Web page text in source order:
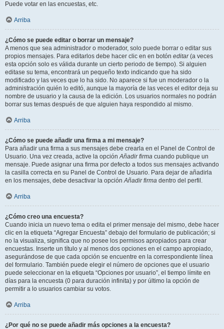
Puede votar en las encuestas, etc.
Arriba
¿Cómo se puede editar o borrar un mensaje?
A menos que sea administrador o moderador, solo puede borrar o editar sus
propios mensajes. Para editarlos debe hacer clic en en botón editar(a veces
esta opción solo es válida durante un cierto periodo de tiempo). Si alguien
editase su tema, encontrará un pequeño texto indicando que ha sido
modificado y las veces que lo ha sido. No aparece si fue un moderador o la
administración quién lo editó, aunque la mayoría de las veces el editor deja su
nombre de usuario y la causa de la edición. Los usuarios normales no podrán
borrar sus temas después de que alguien haya respondido al mismo.
Arriba
¿Cómo se puede añadir una firma a mi mensaje?
Para añadir una firma a sus mensajes debe crearla en el Panel de Control de
Usuario. Una vez creada, active la opciónAñadir firma cuando publique un
mensaje. Puede asignar una firma por defecto a todos sus mensajes activando
la casilla correcta en su Panel de Control de Usuario. Para dejar de añadirla
en los mensajes, debe desactivar la opciónAñadir firma dentro del perfil.
Arriba
¿Cómo creo una encuesta?
Cuando inicia un nuevo tema o edita el primer mensaje del mismo, debe hacer
clic en la etiqueta “Agregar Encuesta” debajo del formulario de publicación; si
no la visualiza, significa que no posee los permisos apropiados para crear
encuestas. Inserte un título y al menos dos opciones en el campo apropiado,
asegurándose de que cada opción se encuentre en la correspondiente línea
del formulario. También puede elegir el número de opciones que el usuario
puede seleccionar en la etiqueta “Opciones por usuario”, el tiempo límite en
días para la encuesta (0 para duración infinita) y por último la opción de
permitir a lo usuarios cambiar su votos.
Arriba
¿Por qué no se puede añadir más opciones a la encuesta?